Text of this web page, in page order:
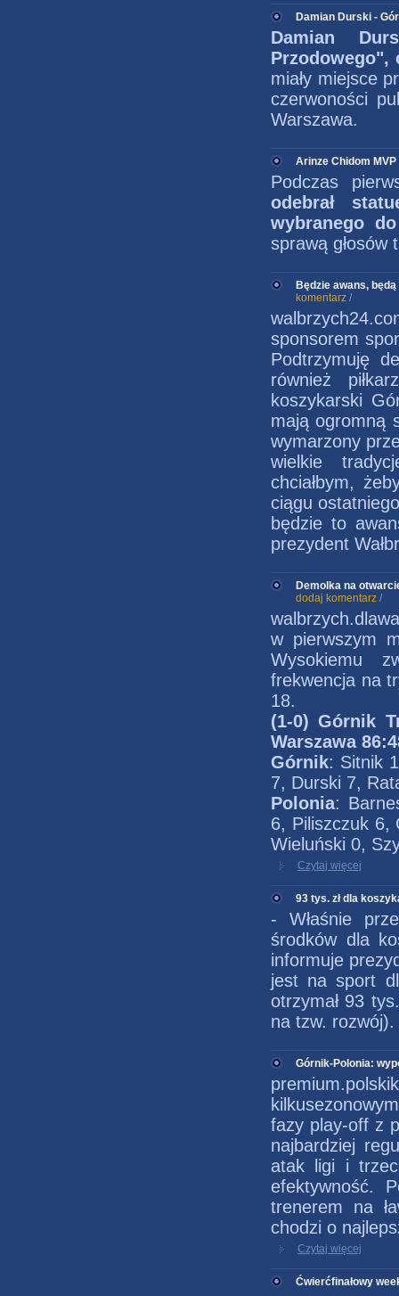
Damian Durski -
Damian
Przodowego",
miały miejsce
czerwoności
Warszawa.
Arinze Chidom
Podczas
odebrał
wybranego
sprawą głosów
Będzie awans,
komentarz /
sponsorem
Podtrzymuję
również
koszykarski
mają ogromną
wymarzony
wielkie
chciałbym,
ciągu
będzie to
prezydent
Demolka na
dodaj komentarz /
w pierwszym
Wysokiemu
frekwencja na
18.
(1-0) Górnik
Warszawa
Górnik: Sitnik
7, Durski 7,
Polonia:
6, Piliszczuk 6,
Wieluński 0,
Czytaj więcej
93 tys. zł dla
- Właśnie
środków dla
informuje
jest na sport
otrzymał 93
na tzw. rozwój).
Górnik-Polonia:
fazy play-off z
najbardziej
atak ligi i
efektywność.
trenerem na
chodzi o
Czytaj więcej
Ćwierćfinałowy